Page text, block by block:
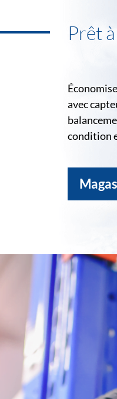
Prêt
avec
condition